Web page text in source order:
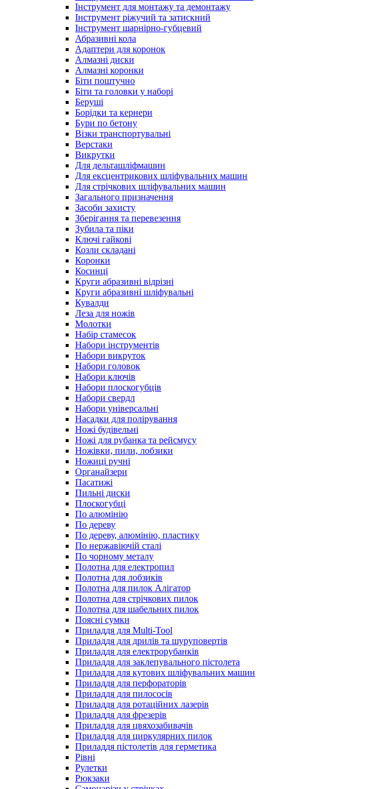
Інструмент для монтажу та демонтажу
Інструмент ріжучий та затискний
Інструмент шарнірно-губцевий
Абразивні кола
Адаптери для коронок
Алмазні диски
Алмазні коронки
Біти поштучно
Біти та головки у наборі
Беруші
Борідки та кернери
Бури по бетону
Візки транспортувальні
Верстаки
Викрутки
Для дельташліфмашин
Для ексцентрикових шліфувальних машин
Для стрічкових шліфувальних машин
Загального призначення
Засоби захисту
Зберігання та перевезення
Зубила та піки
Ключі гайкові
Козли складані
Коронки
Косинці
Круги абразивні відрізні
Круги абразивні шліфувальні
Кувалди
Леза для ножів
Молотки
Набір стамесок
Набори інструментів
Набори викруток
Набори головок
Набори ключів
Набори плоскогубців
Набори свердл
Набори універсальні
Насадки для полірування
Ножі будівельні
Ножі для рубанка та рейсмусу
Ножівки, пили, лобзики
Ножиці ручні
Органайзери
Пасатижі
Пильні диски
Плоскогубці
По алюмінію
По дереву
По дереву, алюмінію, пластику
По нержавіючій сталі
По чорному металу
Полотна для електропил
Полотна для лобзиків
Полотна для пилок Алігатор
Полотна для стрічкових пилок
Полотна для шабельних пилок
Поясні сумки
Приладдя для Multi-Tool
Приладдя для дрилів та шуруповертів
Приладдя для електрорубанків
Приладдя для заклепувального пістолета
Приладдя для кутових шліфувальних машин
Приладдя для перфораторів
Приладдя для пилососів
Приладдя для ротаційних лазерів
Приладдя для фрезерів
Приладдя для цвяхозабивачів
Приладдя для циркулярних пилок
Приладдя пістолетів для герметика
Рівні
Рулетки
Рюкзаки